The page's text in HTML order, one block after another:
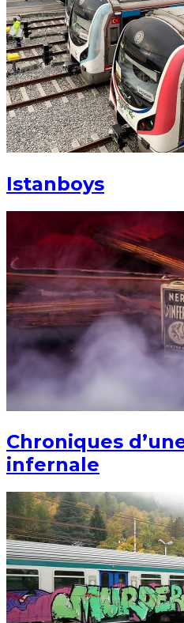
Istanboys
Chroniques
infernale